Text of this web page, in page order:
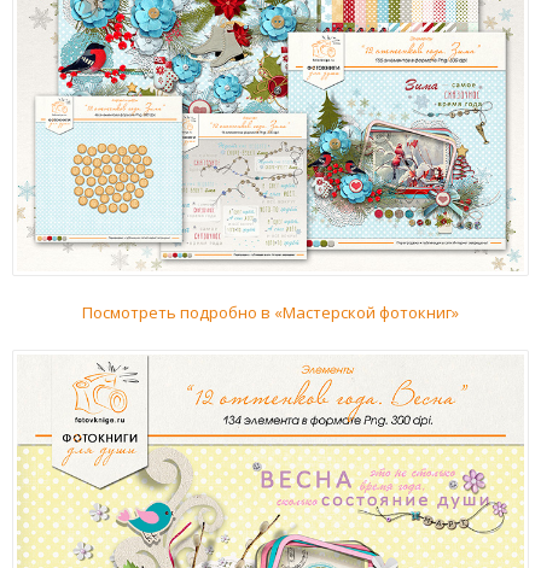
Посмотреть подробно в «Мастерской фотокниг»